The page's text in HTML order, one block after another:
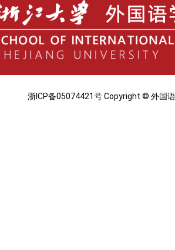
浙ICP备05074421号 Copyright © 外国